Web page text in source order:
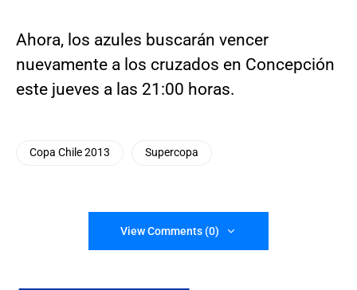
Ahora, los azules buscarán vencer
nuevamente a los cruzados en Concepción
este jueves a las 21:00 horas.
Copa Chile 2013 Supercopa
View Comments (0)